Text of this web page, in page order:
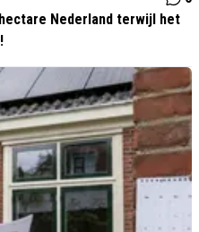
Nederland terwijl het